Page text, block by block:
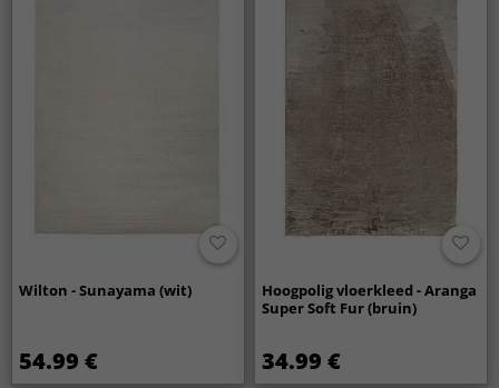
Wilton - Sunayama (wit)
54.99 €
Hoogpolig vloerkleed - Aranga
Super Soft Fur (bruin)
34.99 €